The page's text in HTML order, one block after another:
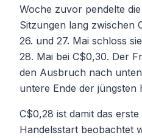
Woche zuvor pendelte
Sitzungen lang zwischen
26. und 27. Mai schloss
28. Mai bei C$0,30. Der
den Ausbruch nach
untere Ende der jüngsten
C$0,28 ist damit das erste
Handelsstart beobachtet